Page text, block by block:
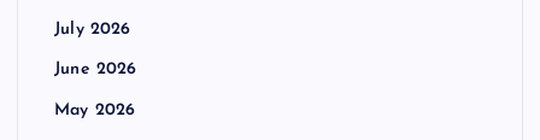
July 2026
June 2026
May 2026